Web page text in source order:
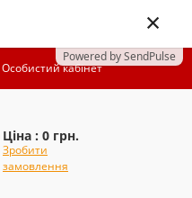
Powered by SendPulse
×
Особистий кабінет
Ціна : 0 грн.
Зробити
замовлення